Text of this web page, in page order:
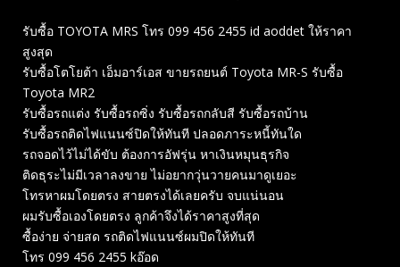
รับซื้อ TOYOTA MRS โทร 099 456 2455 id aoddet ให้ราคา
สูงสุด
รับซื้อโตโยต้า เอ็มอาร์เอส ขายรถยนต์ Toyota MR-S รับซื้อ
Toyota MR2
รับซื้อรถแต่ง รับซื้อรถซิ่ง รับซื้อรถกลับสี รับซื้อรถบ้าน
รับซื้อรถติดไฟแนนซ์ปิดให้ทันที ปลอดภาระหนี้ทันใด
รถจอดไว้ไม่ได้ขับ ต้องการอัฟรุ่น หาเงินหมุนธุรกิจ
ติดธุระไม่มีเวลาลงขาย ไม่อยากวุ่นวายคนมาดูเยอะ
โทรหาผมโดยตรง สายตรงได้เลยครับ จบแน่นอน
ผมรับซื้อเองโดยตรง ลูกค้าจึงได้ราคาสูงที่สุด
ซื้อง่าย จ่ายสด รถติดไฟแนนซ์ผมปิดให้ทันที
โทร 099 456 2455 kอ๊อด